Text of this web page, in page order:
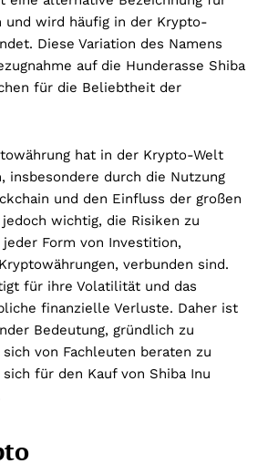
und wird häufig in der Krypto-
Diese Variation des Namens
auf die Hunderasse Shiba
für die Beliebtheit der
hat in der Krypto-Welt
insbesondere durch die Nutzung
und den Einfluss der großen
wichtig, die Risiken zu
Form von Investition,
verbunden sind.
für ihre Volatilität und das
finanzielle Verluste. Daher ist
Bedeutung, gründlich zu
von Fachleuten beraten zu
für den Kauf von Shiba Inu